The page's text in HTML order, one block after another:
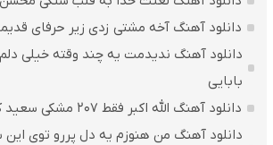
دانلود آهنگ آخه مشتی زدی زیر حرفای
دانلود آهنگ ندیدمت یه چند وقته خیلی
بابایی
دانلود آهنگ الله اکبر فقط 207 مشکی سعید کریمی
دانلود آهنگ من هنوزم یه دل پررو توی